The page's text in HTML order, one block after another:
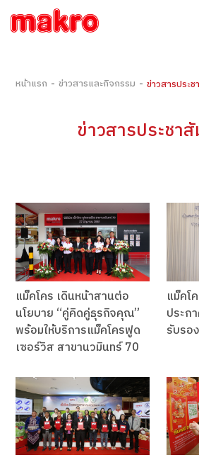
หน้าแรก - ข่าวสารและกิจกรรม - ข่าวสารประ
ข่าวสารประชา
แม็คโคร เดินหน้าสานต่อ
นโยบาย “คู่คิดคู่ธุรกิจคุณ”
พร้อมให้บริการแม็คโครฟูด
เซอร์วิส สาขานวมินทร์ 70
แม็คโ
ประก
รับรอ